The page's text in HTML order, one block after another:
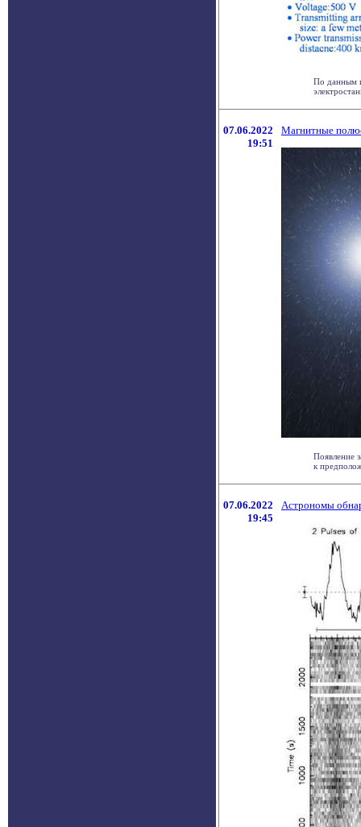
По данным
07.06.2022
19:51
Магнитные
Появление
к
07.06.2022
19:45
Астрономы